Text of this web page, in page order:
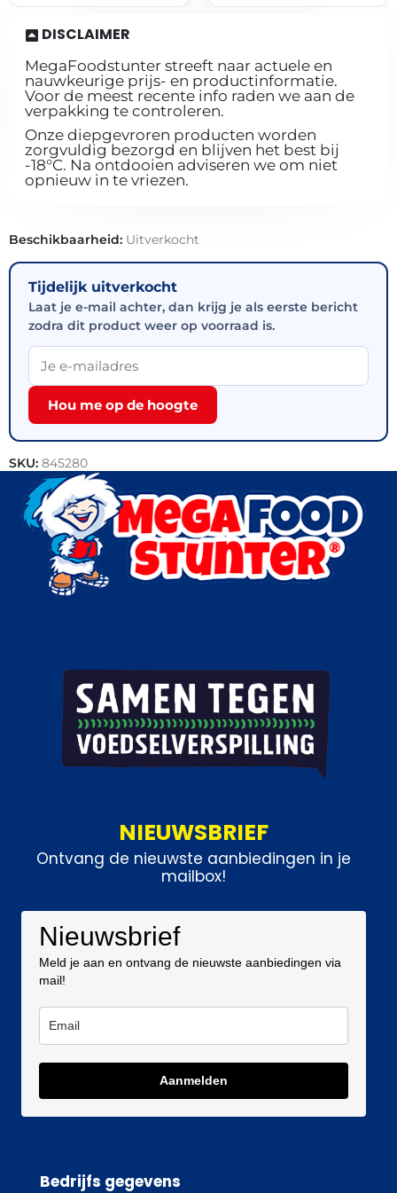
DISCLAIMER
MegaFoodstunter streeft naar actuele en
nauwkeurige prijs- en productinformatie.
Voor de meest recente info raden we aan de
verpakking te controleren.
Onze diepgevroren producten worden
zorgvuldig bezorgd en blijven het best bij
-18°C. Na ontdooien adviseren we om niet
opnieuw in te vriezen.
Beschikbaarheid: Uitverkocht
Tijdelijk uitverkocht
Laat je e-mail achter, dan krijg je als eerste bericht
zodra dit product weer op voorraad is.
Hou me op de hoogte
SKU: 845280
Categorieën:Bakkerij
NIEUWSBRIEF
Ontvang de nieuwste aanbiedingen in je
mailbox!
Nieuwsbrief
Meld je aan en ontvang de nieuwste aanbiedingen via
mail!
Aanmelden
Bedrijfs gegevens